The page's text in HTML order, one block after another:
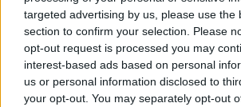
targeted advertising by us, please use the
section to confirm your selection. Please
opt-out request is processed you may
interest-based ads based on personal
us or personal information disclosed to
your opt-out. You may separately opt-out
Ουόκαπ:
διαβατηρίου.
εργαλεία για
τίτλο”
15/APR/26 12:16